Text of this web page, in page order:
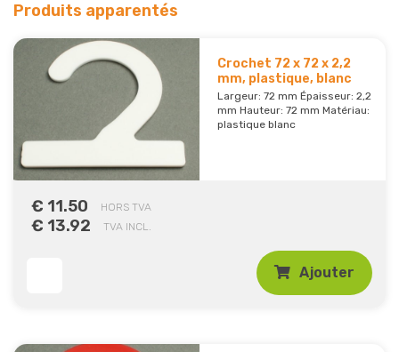
Produits apparentés
Crochet 72 x 72 x 2,2
mm, plastique, blanc
Largeur: 72 mm Épaisseur: 2,2
mm Hauteur: 72 mm Matériau:
plastique blanc
€ 11.50 HORS TVA
€ 13.92 TVA INCL.
Ajouter